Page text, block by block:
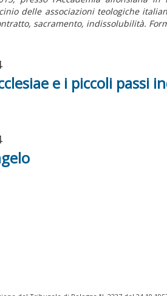
delle associazioni teologiche
sacramento, indissolubilità.
e i piccoli passi